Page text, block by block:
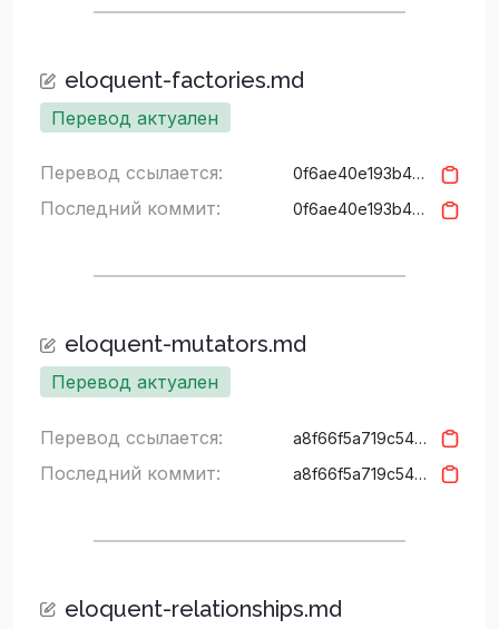
eloquent-factories.md
Перевод актуален
Перевод ссылается: 0f6ae40e193b40e833701650b7cf7102f9dcb0bb
Последний коммит: 0f6ae40e193b40e833701650b7cf7102f9dcb0bb
eloquent-mutators.md
Перевод актуален
Перевод ссылается: a8f66f5a719c54ab3444a7f321f2b52285d4eab1
Последний коммит: a8f66f5a719c54ab3444a7f321f2b52285d4eab1
eloquent-relationships.md